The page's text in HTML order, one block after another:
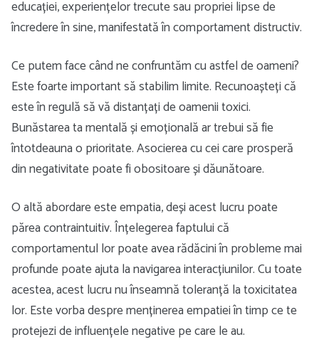
educației, experiențelor trecute sau propriei lipse de
încredere în sine, manifestată în comportament distructiv.
Ce putem face când ne confruntăm cu astfel de oameni?
Este foarte important să stabilim limite. Recunoașteți că
este în regulă să vă distanțați de oamenii toxici.
Bunăstarea ta mentală și emoțională ar trebui să fie
întotdeauna o prioritate. Asocierea cu cei care prosperă
din negativitate poate fi obositoare și dăunătoare.
O altă abordare este empatia, deși acest lucru poate
părea contraintuitiv. Înțelegerea faptului că
comportamentul lor poate avea rădăcini în probleme mai
profunde poate ajuta la navigarea interacțiunilor. Cu toate
acestea, acest lucru nu înseamnă toleranță la toxicitatea
lor. Este vorba despre menținerea empatiei în timp ce te
protejezi de influențele negative pe care le au.